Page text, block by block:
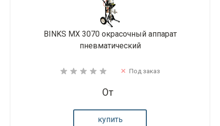
BINKS MX 3070 окрасочный аппарат
пневматический
Под заказ
От
купить